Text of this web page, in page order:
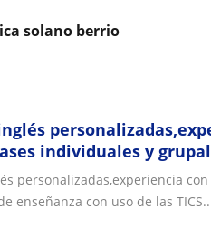
solano berrio
individuales y
con uso de las TICS
, enseño con mucha
y muy agradable,
personalizadas,experiencia
enseñanza con uso de las